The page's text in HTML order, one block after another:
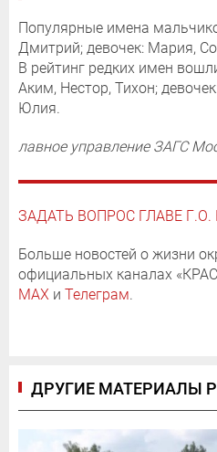
Популярные имена
Дмитрий; девочек: Мария,
В рейтинг редких имен
Аким, Нестор, Тихон;
Юлия.
лавное управление ЗАГС
ЗАДАТЬ ВОПРОС ГЛАВЕ
Больше новостей о жизни
официальных каналах
MAX и Телеграм.
ДРУГИЕ МАТЕРИАЛЫ